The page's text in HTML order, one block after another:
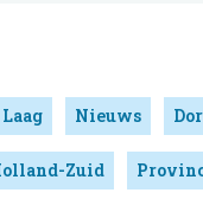
Laag Nieuws
Zuid